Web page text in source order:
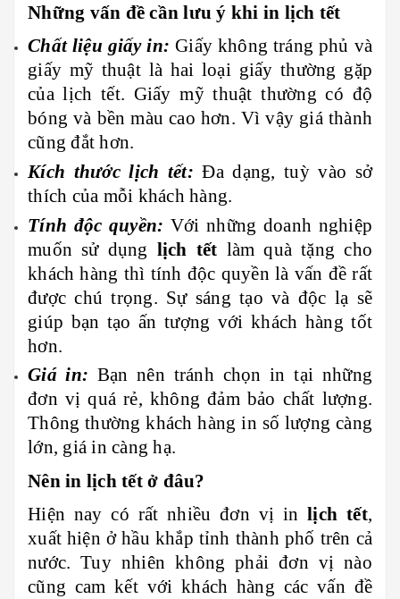
Những vấn đề cần lưu ý khi in lịch tết
Chất liệu giấy in: Giấy không tráng phủ và
giấy mỹ thuật là hai loại giấy thường gặp
của lịch tết. Giấy mỹ thuật thường có độ
bóng và bền màu cao hơn. Vì vậy giá thành
cũng đắt hơn.
Kích thước lịch tết: Đa dạng, tuỳ vào sở
thích của mỗi khách hàng.
Tính độc quyền: Với những doanh nghiệp
muốn sử dụng lịch tết làm quà tặng cho
khách hàng thì tính độc quyền là vấn đề rất
được chú trọng. Sự sáng tạo và độc lạ sẽ
giúp bạn tạo ấn tượng với khách hàng tốt
hơn.
Giá in: Bạn nên tránh chọn in tại những
đơn vị quá rẻ, không đảm bảo chất lượng.
Thông thường khách hàng in số lượng càng
lớn, giá in càng hạ.
Nên in lịch tết ở đâu?
Hiện nay có rất nhiều đơn vị inlịch tết,
xuất hiện ở hầu khắp tỉnh thành phố trên cả
nước. Tuy nhiên không phải đơn vị nào
cũng cam kết với khách hàng các vấn đề